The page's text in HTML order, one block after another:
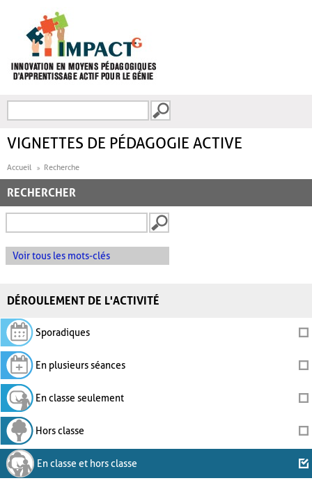
FORMULAIRE DE
VIGNETTES DE PÉDAGOGIE ACTIVE
Accueil Recherche
RECHERCHER
Voir tous les mots-clés
DÉROULEMENT DE L'ACTIVITÉ
Sporadiques
En plusieurs séances
En classe seulement
Hors classe
En classe et hors classe